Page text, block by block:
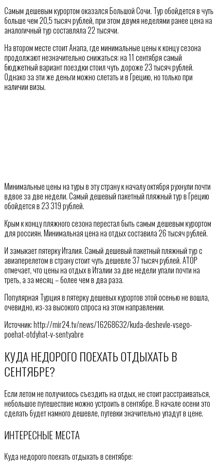
Самым дешевым курортом оказался Большой Сочи. Тур обойдется в чуть
больше чем 20,5 тысяч рублей, при этом двумя неделями ранее цена на
аналогичный тур составляла 22 тысячи.
На втором месте стоит Анапа, где минимальные цены к концу сезона
продолжают незначительно снижаться: на 11 сентября самый
бюджетный вариант поездки стоил чуть дороже 23 тысяч рублей.
Однако за эти же деньги можно слетать и в Грецию, но только при
наличии визы.
Минимальные цены на туры в эту страну к началу октября рухнули почти
вдвое за две недели. Самый дешевый пакетный пляжный тур в Грецию
обойдется в 23 319 рублей.
Крым к концу пляжного сезона перестал быть самым дешевым курортом
для россиян. Минимальная цена на отдых составила 26 тысяч рублей.
И замыкает пятерку Италия. Самый дешевый пакетный пляжный тур с
авиаперелетом в страну стоит чуть дешевле 37 тысяч рублей. АТОР
отмечает, что цены на отдых в Италии за две недели упали почти на
треть, а за месяц – более чем в два раза.
Популярная Турция в пятерку дешевых курортов этой осенью не вошла,
очевидно, из-за высокого спроса на этом направлении.
Источник: http://mir24.tv/news/16268632/kuda-deshevle-vsego-
poehat-otdyhat-v-sentyabre
КУДА НЕДОРОГО ПОЕХАТЬ ОТДЫХАТЬ В
СЕНТЯБРЕ?
Если летом не получилось съездить на отдых, не стоит расстраиваться,
небольшое путешествие можно устроить в сентябре. В начале осени это
сделать будет намного дешевле, путевки значительно упадут в цене.
ИНТЕРЕСНЫЕ МЕСТА
Куда недорого поехать отдыхать в сентябре: